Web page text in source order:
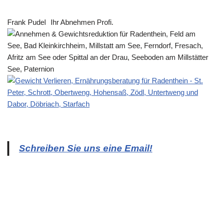
Frank Pudel Ihr Abnehmen Profi.
Schreiben Sie uns eine Email!